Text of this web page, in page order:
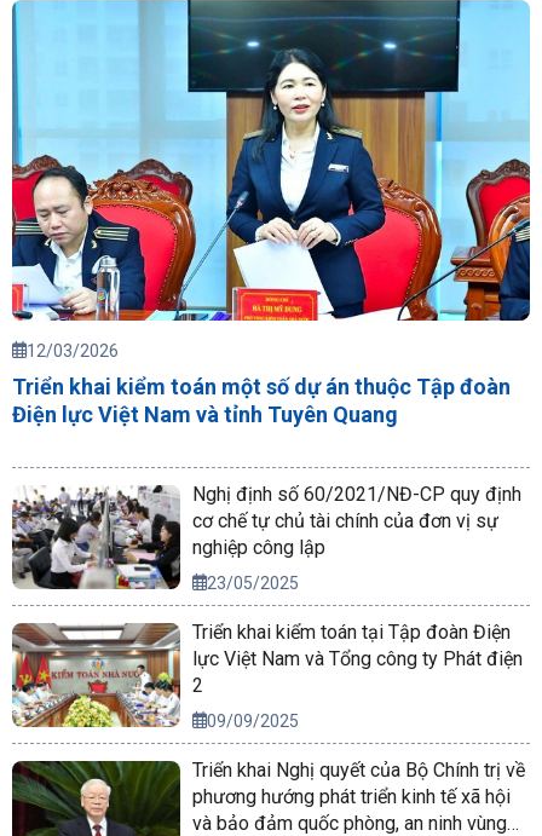
12/03/2026
Triển khai kiểm toán một số dự án thuộc Tập đoàn
Điện lực Việt Nam và tỉnh Tuyên Quang
Nghị định số 60/2021/NĐ-CP quy định
cơ chế tự chủ tài chính của đơn vị sự
nghiệp công lập
23/05/2025
Triển khai kiểm toán tại Tập đoàn Điện
lực Việt Nam và Tổng công ty Phát điện
2
09/09/2025
Triển khai Nghị quyết của Bộ Chính trị về
phương hướng phát triển kinh tế xã hội
và bảo đảm quốc phòng, an ninh vùng